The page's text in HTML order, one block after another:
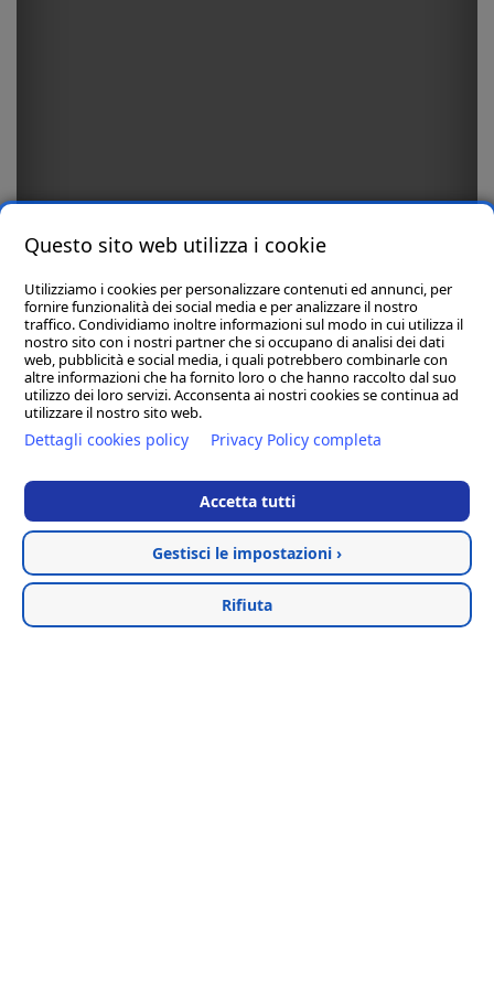
Scarica catalogo PDF
Questo sito web utilizza i cookie
Utilizziamo i cookies per personalizzare contenuti ed annunci, per
fornire funzionalità dei social media e per analizzare il nostro
traffico. Condividiamo inoltre informazioni sul modo in cui utilizza il
nostro sito con i nostri partner che si occupano di analisi dei dati
web, pubblicità e social media, i quali potrebbero combinarle con
altre informazioni che ha fornito loro o che hanno raccolto dal suo
utilizzo dei loro servizi. Acconsenta ai nostri cookies se continua ad
utilizzare il nostro sito web.
Dettagli cookies policy Privacy Policy completa
Accetta tutti
Gestisci le impostazioni ›
Rifiuta